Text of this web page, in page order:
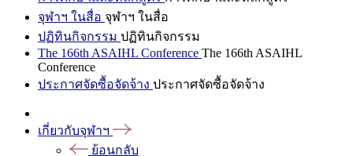
จุฬาฯ ในสื่อ จุฬาฯ ในสื่อ
ปฏิทินกิจกรรม ปฏิทินกิจกรรม
The 166th ASAIHL Conference The 166th ASAIHL
Conference
ประกาศจัดซื้อจัดจ้าง ประกาศจัดซื้อจัดจ้าง
เกี่ยวกับจุฬาฯ
ย้อนกลับ